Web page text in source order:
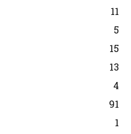
11
5
15
13
4
91
1